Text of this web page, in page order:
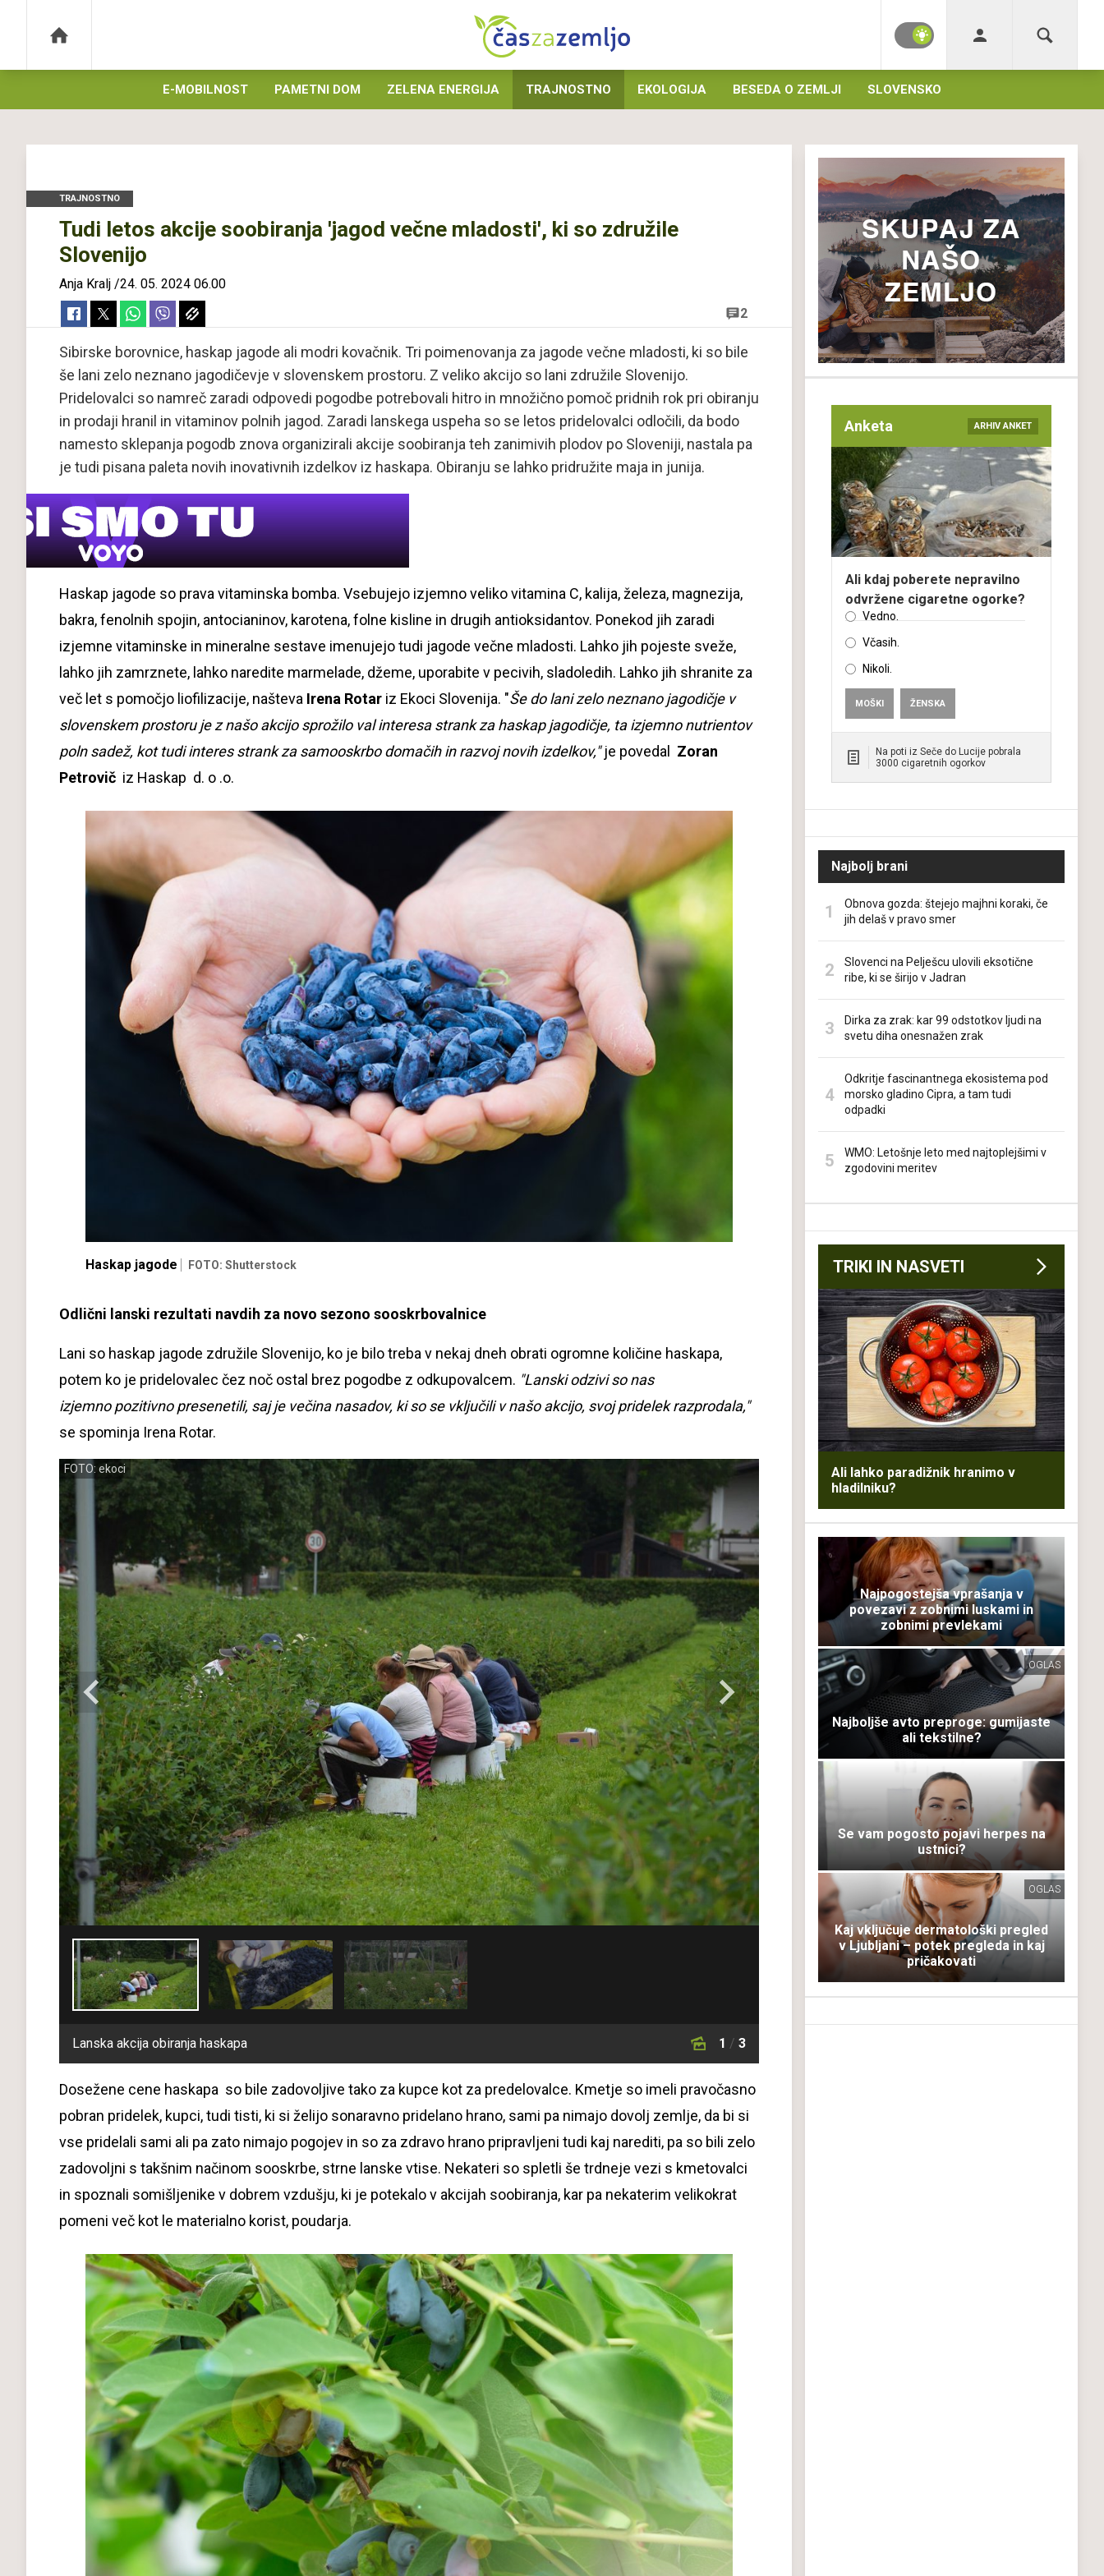
E-MOBILNOST PAMETNI DOM ZELENA ENERGIJA TRAJNOSTNO EKOLOGIJA BESEDA O ZEMLJI SLOVENSKO
TRAJNOSTNO
Tudi letos akcije soobiranja 'jagod večne mladosti', ki so združile
Slovenijo
Anja Kralj /24. 05. 2024 06.00
2
Sibirske borovnice, haskap jagode ali modri kovačnik. Tri poimenovanja za jagode večne mladosti, ki so bile
še lani zelo neznano jagodičevje v slovenskem prostoru. Z veliko akcijo so lani združile Slovenijo.
Pridelovalci so namreč zaradi odpovedi pogodbe potrebovali hitro in množično pomoč pridnih rok pri obiranju
in prodaji hranil in vitaminov polnih jagod. Zaradi lanskega uspeha so se letos pridelovalci odločili, da bodo
namesto sklepanja pogodb znova organizirali akcije soobiranja teh zanimivih plodov po Sloveniji, nastala pa
je tudi pisana paleta novih inovativnih izdelkov iz haskapa. Obiranju se lahko pridružite maja in junija.
Haskap jagode so prava vitaminska bomba. Vsebujejo izjemno veliko vitamina C, kalija, železa, magnezija,
bakra, fenolnih spojin, antocianinov, karotena, folne kisline in drugih antioksidantov. Ponekod jih zaradi
izjemne vitaminske in mineralne sestave imenujejo tudi jagode večne mladosti. Lahko jih pojeste sveže,
lahko jih zamrznete, lahko naredite marmelade, džeme, uporabite v pecivih, sladoledih. Lahko jih shranite za
več let s pomočjo liofilizacije, našteva Irena Rotar iz Ekoci Slovenija. "Še do lani zelo neznano jagodičje v
slovenskem prostoru je z našo akcijo sprožilo val interesa strank za haskap jagodičje, ta izjemno nutrientov
poln sadež, kot tudi interes strank za samooskrbo domačih in razvoj novih izdelkov,"je povedal Zoran
Petrovič iz Haskap d. o .o.
Haskap jagode FOTO: Shutterstock
Odlični lanski rezultati navdih za novo sezono sooskrbovalnice
Lani so haskap jagode združile Slovenijo, ko je bilo treba v nekaj dneh obrati ogromne količine haskapa,
potem ko je pridelovalec čez noč ostal brez pogodbe z odkupovalcem. "Lanski odzivi so nas
izjemno pozitivno presenetili, saj je večina nasadov, ki so se vključili v našo akcijo, svoj pridelek razprodala,"
se spominja Irena Rotar.
FOTO: ekoci
Lanska akcija obiranja haskapa 1 / 3
Dosežene cene haskapa so bile zadovoljive tako za kupce kot za predelovalce. Kmetje so imeli pravočasno
pobran pridelek, kupci, tudi tisti, ki si želijo sonaravno pridelano hrano, sami pa nimajo dovolj zemlje, da bi si
vse pridelali sami ali pa zato nimajo pogojev in so za zdravo hrano pripravljeni tudi kaj narediti, pa so bili zelo
zadovoljni s takšnim načinom sooskrbe, strne lanske vtise. Nekateri so spletli še trdneje vezi s kmetovalci
in spoznali somišljenike v dobrem vzdušju, ki je potekalo v akcijah soobiranja, kar pa nekaterim velikokrat
pomeni več kot le materialno korist, poudarja.
Anketa ARHIV ANKET
Ali kdaj poberete nepravilno
odvržene cigaretne ogorke?
Vedno.
Včasih.
Nikoli.
MOŠKI ŽENSKA
Na poti iz Seče do Lucije pobrala
3000 cigaretnih ogorkov
Najbolj brani
Obnova gozda: štejejo majhni koraki, če
jih delaš v pravo smer
Slovenci na Pelješcu ulovili eksotične
ribe, ki se širijo v Jadran
Dirka za zrak: kar 99 odstotkov ljudi na
svetu diha onesnažen zrak
Odkritje fascinantnega ekosistema pod
morsko gladino Cipra, a tam tudi
odpadki
WMO: Letošnje leto med najtoplejšimi v
zgodovini meritev
TRIKI IN NASVETI
Ali lahko paradižnik hranimo v
hladilniku?
Najpogostejša vprašanja v
povezavi z zobnimi luskami in
zobnimi prevlekami
OGLAS
Najboljše avto preproge: gumijaste
ali tekstilne?
Se vam pogosto pojavi herpes na
ustnici?
OGLAS
Kaj vključuje dermatološki pregled
v Ljubljani – potek pregleda in kaj
pričakovati